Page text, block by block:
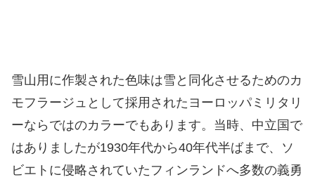
雪山用に作製された色味は雪と同化させるためのカ
モフラージュとして採用されたヨーロッパミリタリ
ーならではのカラーでもあります。当時、中立国で
はありましたが1930年代から40年代半ばまで、ソ
ビエトに侵略されていたフィンランドへ多数の義勇